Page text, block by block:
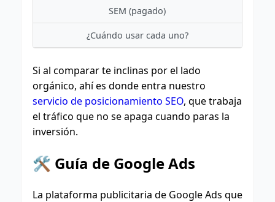
SEM (pagado)
¿Cuándo usar cada uno?
Si al comparar te inclinas por el lado
orgánico, ahí es donde entra nuestro
servicio de posicionamiento SEO, que trabaja
el tráfico que no se apaga cuando paras la
inversión.
🛠️ Guía de Google Ads
La plataforma publicitaria de Google Ads que